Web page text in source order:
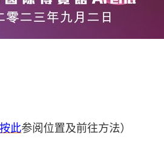
按此参阅位置及前往方法）